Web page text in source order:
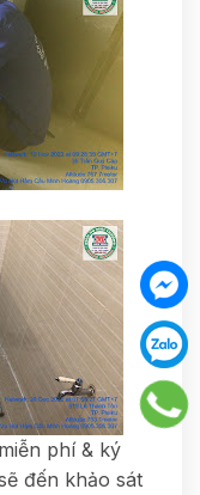
phí & ký
đến khảo sát